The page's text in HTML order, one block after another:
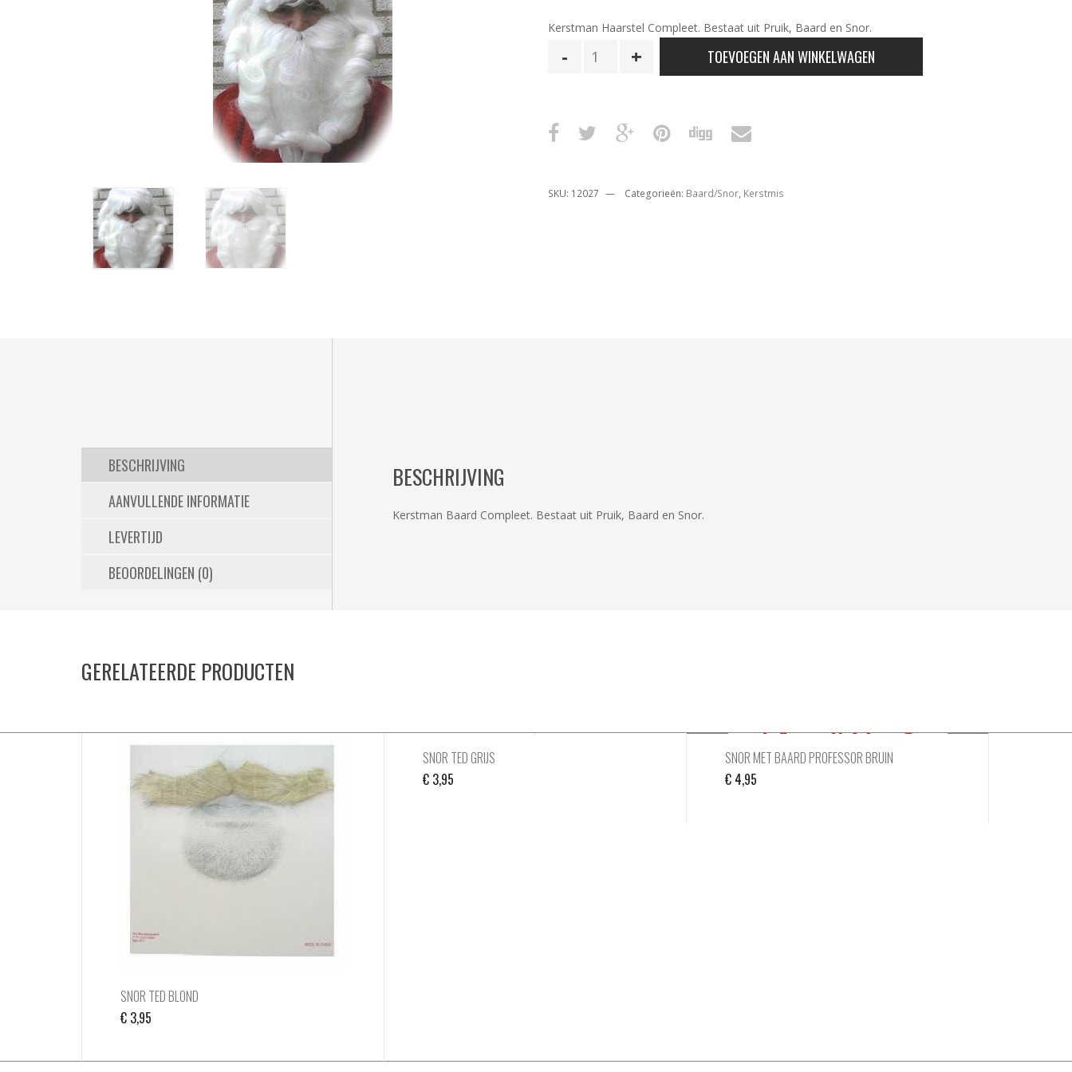
Kerstman Haarstel Compleet. Bestaat uit Pruik, Baard en Snor.
Kerstman
TOEVOEGEN AAN WINKELWAGEN
SKU: 12027 Categorieën: Baard/Snor, Kerstmis
BESCHRIJVING
AANVULLENDE INFORMATIE
LEVERTIJD
BEOORDELINGEN (0)
BESCHRIJVING
Kerstman Baard Compleet. Bestaat uit Pruik, Baard en Snor.
GERELATEERDE PRODUCTEN
SNOR TED BLOND
€ 3,95
SNOR TED GRIJS
€ 3,95
SNOR MET BAARD PROFESSOR BRUIN
€ 4,95